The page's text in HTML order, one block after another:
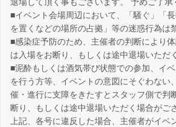
退場して頂く事もございます。 予めご了承
■イベント会場周辺において、「騒ぐ」「
を置くなどの場所の占拠」等の迷惑行為は
■感染症予防のため、主催者の判断により
は入場をお断り、もしくは途中退場いただ
■泥酔もしくは酒気帯び状態での参加、イ
を行う方等、イベントの意図にそぐわない
催・進行に支障をきたすとスタッフ側で判
断り、もしくは途中退場いただく場合がご
上記、各号に違反した場合、主催者がイベ